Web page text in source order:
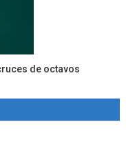
de octavos